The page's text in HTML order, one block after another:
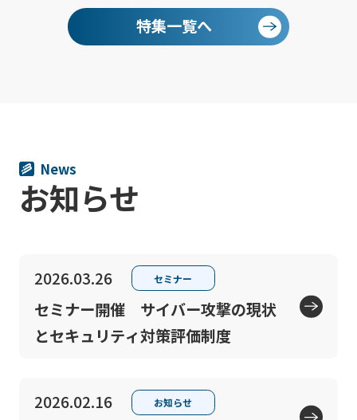
特集一覧へ
News
お知らせ
2026.03.26 セミナー
セミナー開催 サイバー攻撃の現状
とセキュリティ対策評価制度
2026.02.16 お知らせ